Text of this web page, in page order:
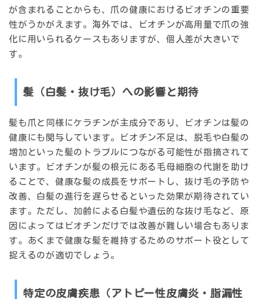
が含まれることからも、爪の健康におけるビオチンの重要
性がうかがえます。海外では、ビオチンが高用量で爪の強
化に用いられるケースもありますが、個人差が大きいで
す。
髪（白髪・抜け毛）への影響と期待
髪も爪と同様にケラチンが主成分であり、ビオチンは髪の
健康にも関与しています。ビオチン不足は、脱毛や白髪の
増加といった髪のトラブルにつながる可能性が指摘されて
います。ビオチンが髪の根元にある毛母細胞の代謝を助け
ることで、健康な髪の成長をサポートし、抜け毛の予防や
改善、白髪の進行を遅らせるといった効果が期待されてい
ます。ただし、加齢による白髪や遺伝的な抜け毛など、原
因によってはビオチンだけでは改善が難しい場合もありま
す。あくまで健康な髪を維持するためのサポート役として
捉えるのが適切でしょう。
特定の皮膚疾患（アトピー性皮膚炎・脂漏性